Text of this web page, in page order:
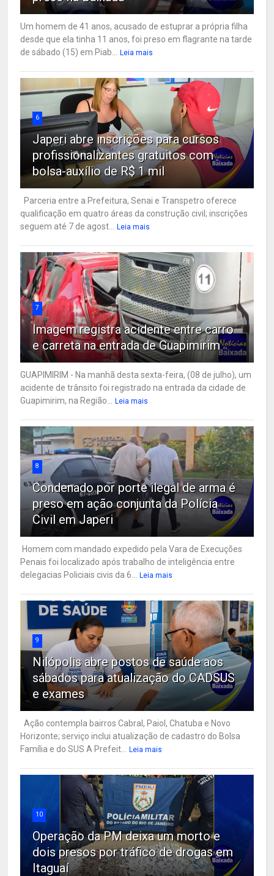
Um homem de 41 anos, acusado de estuprar a própria filha
desde que ela tinha 11 anos, foi preso em flagrante na tarde
de sábado (15) em Piab...
Leia mais
6
Japeri abre inscrições para cursos
profissionalizantes gratuitos com
bolsa-auxílio de R$ 1 mil
Parceria entre a Prefeitura, Senai e Transpetro oferece
qualificação em quatro áreas da construção civil; inscrições
seguem até 7 de agost...
Leia mais
7
Imagem registra acidente entre carro
e carreta na entrada de Guapimirim
GUAPIMIRIM - Na manhã desta sexta-feira, (08 de julho), um
acidente de trânsito foi registrado na entrada da cidade de
Guapimirim, na Região...
Leia mais
8
Condenado por porte ilegal de arma é
preso em ação conjunta da Polícia
Civil em Japeri
Homem com mandado expedido pela Vara de Execuções
Penais foi localizado após trabalho de inteligência entre
delegacias Policiais civis da 6...
Leia mais
9
Nilópolis abre postos de saúde aos
sábados para atualização do CADSUS
e exames
Ação contempla bairros Cabral, Paiol, Chatuba e Novo
Horizonte; serviço inclui atualização de cadastro do Bolsa
Família e do SUS A Prefeit...
Leia mais
10
Operação da PM deixa um morto e
dois presos por tráfico de drogas em
Itaguaí